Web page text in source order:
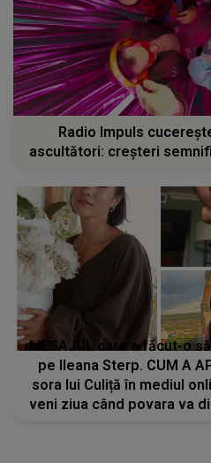
Radio Impuls
ascultători: creșteri
MESAJUL care a făcut-o
pe Ileana Sterp. CUM A
sora lui Culiță în mediul
veni ziua când povara va